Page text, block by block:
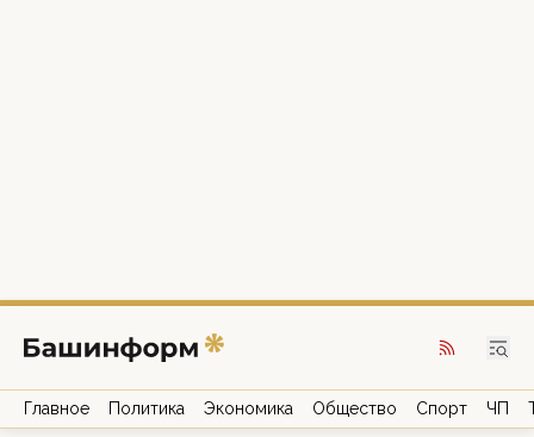
Главное Политика Экономика Общество Спорт ЧП